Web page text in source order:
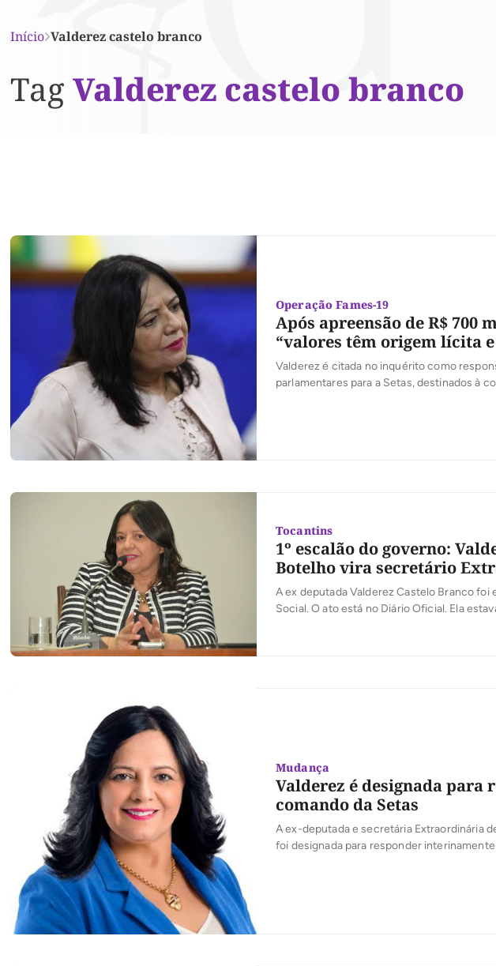
Início Valderez castelo branco
Tag Valderez castelo branco
Operação Fames-19
Após apreensão de R$ 700
“valores têm origem lícita
Valderez é citada no inquérito como
parlamentares para a Setas, destinados à
Tocantins
1º escalão do governo:
Botelho vira secretário
A ex deputada Valderez Castelo Branco foi
Social. O ato está no Diário Oficial. Ela
Mudança
Valderez é designada
comando da Setas
A ex-deputada e secretária Extraordinária
foi designada para responder